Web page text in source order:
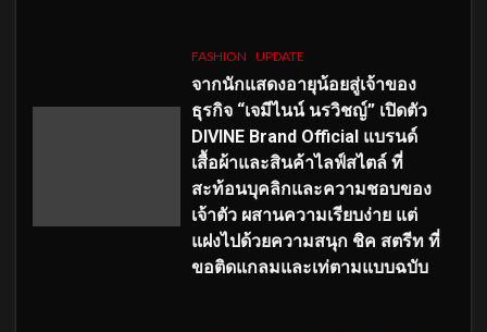
FASHION UPDATE
จากนักแสดงอายุน้อยสู่เจ้าของ
ธุรกิจ “เจมีไนน์ นรวิชญ์” เปิดตัว
DIVINE Brand Official แบรนด์
เสื้อผ้าและสินค้าไลฟ์สไตล์ ที่
สะท้อนบุคลิกและความชอบของ
เจ้าตัว ผสานความเรียบง่าย แต่
แฝงไปด้วยความสนุก ชิค สตรีท ที่
ขอติดแกลมและเท่ตามแบบฉบับ